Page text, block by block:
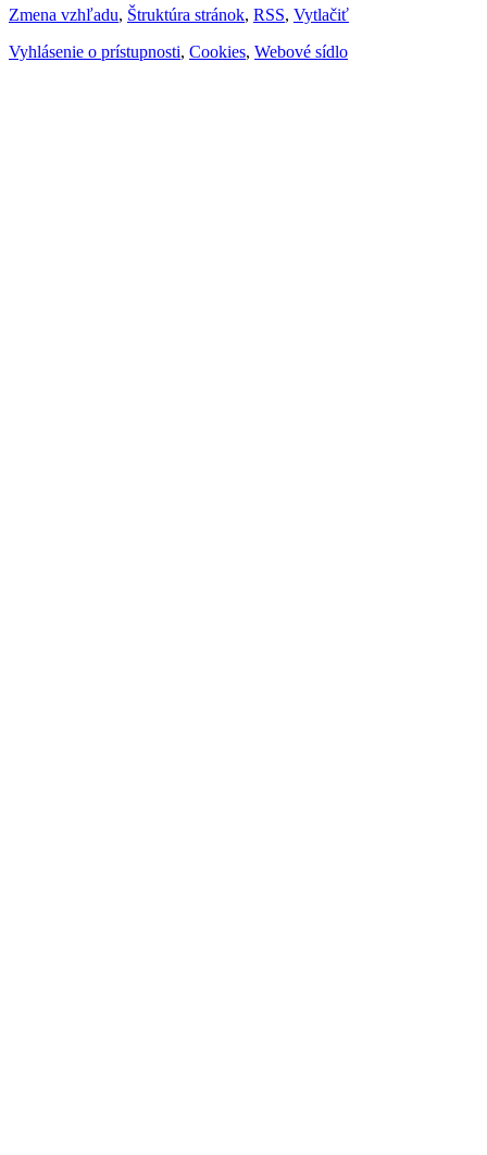
Zmena vzhľadu, Štruktúra stránok, RSS, Vytlačiť
Vyhlásenie o prístupnosti, Cookies, Webové sídlo